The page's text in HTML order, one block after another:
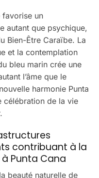
favorise un
autant que psychique,
Bien-Être Caraïbe. La
et la contemplation
bleu marin crée une
l’âme que le
harmonie Punta
célébration de la vie
contribuant à la
Punta Cana
beauté naturelle de